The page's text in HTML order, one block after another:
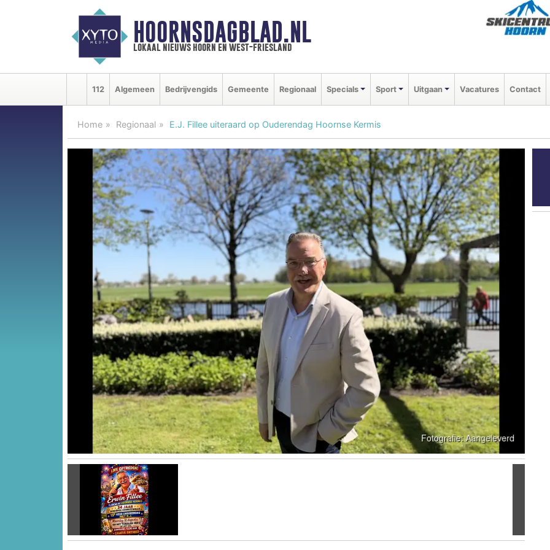
HOORNSDAGBLAD.NL
lokaal nieuws hoorn en west-friesland
112 Algemeen Bedrijvengids Gemeente Regionaal Specials Sport Uitgaan Vacatures Contact
Home Regionaal E.J. Fillee uiteraard op Ouderendag Hoornse Kermis